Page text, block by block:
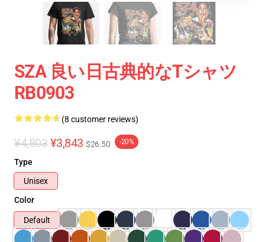
SZA 良い日古典的なTシャツ
RB0903
(8 customer reviews)
¥4,803 ¥3,843 $26.50 -20%
Type
Unisex
Color
Default